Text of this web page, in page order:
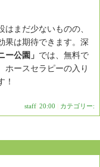
まだ少ないものの、
果は期待できます。深
ー公園」 では、無料で
ホースセラピーの入り
！
staff 20:00 カテゴリー: